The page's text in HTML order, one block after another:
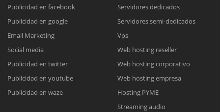
Reunión online
Nuestros ejecutivos le enviarán un correo electrónico con el enlace a
Meet para la reunión online.
Cotización
Complete el formulario y nos contactaremos a la brevedad.
Chat Online
para enviarnos un correo electrónico con sus datos personales.
Publicidad en facebook
Publicidad en google
Email Marketing
Social media
Publicidad en twitter
Publicidad en youtube
Publicidad en waze
Servidores dedicados
Servidores semi-dedicados
Vps
Web hosting reseller
Web hosting corporativo
Web hosting empresa
Hosting PYME
Streaming audio